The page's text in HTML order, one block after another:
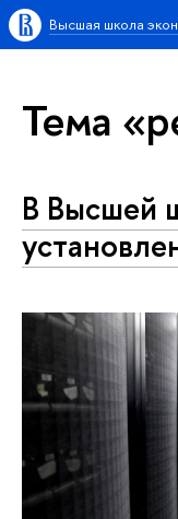
Высшая школа
Тема
В Высшей